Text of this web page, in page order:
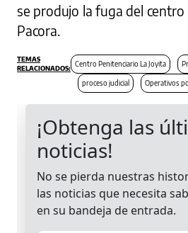
se produjo la fuga del centro
Pacora.
Centro Penitenciario La Joyita
proceso judicial Operativos